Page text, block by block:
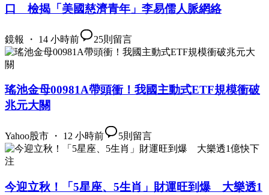
口 檢揭「美國慈濟青年」李易儒人脈網絡
鏡報 ・ 14 小時前 25則留言
瑤池金母00981A帶頭衝！我國主動式ETF規模衝破
兆元大關
Yahoo股市 ・ 12 小時前 5則留言
今迎立秋！「5星座、5生肖」財運旺到爆 大樂透1